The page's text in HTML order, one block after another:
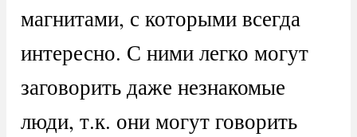
магнитами, с которыми всегда
интересно. С ними легко могут
заговорить даже незнакомые
люди, т.к. они могут говорить